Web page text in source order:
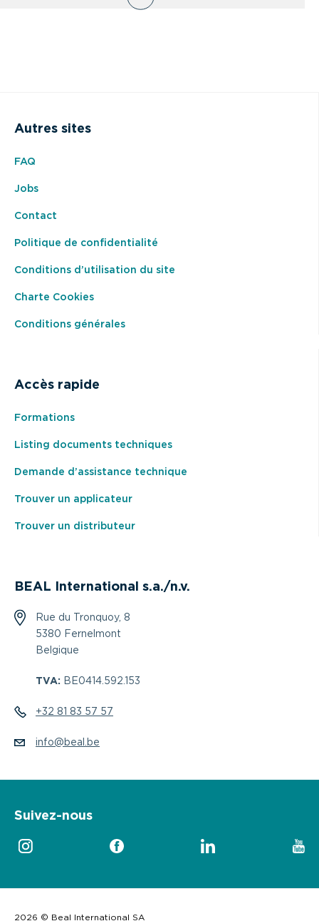
Autres sites
FAQ
Jobs
Contact
Politique de confidentialité
Conditions d’utilisation du site
Charte Cookies
Conditions générales
Accès rapide
Formations
Listing documents techniques
Demande d’assistance technique
Trouver un applicateur
Trouver un distributeur
BEAL International s.a./n.v.
Rue du Tronquoy, 8
5380 Fernelmont
Belgique
TVA: BE0414.592.153
+32 81 83 57 57
info@beal.be
Suivez-nous
2026 © Beal International SA